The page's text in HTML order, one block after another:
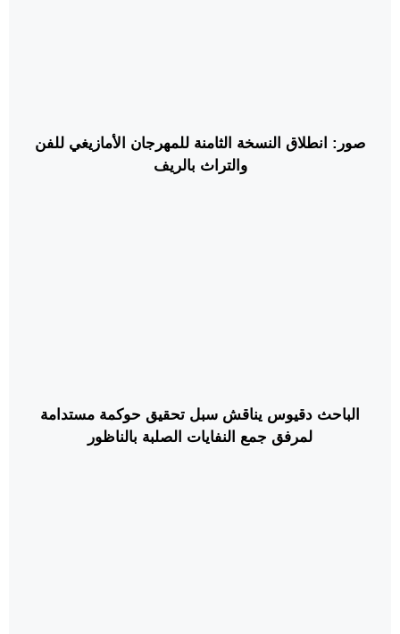
صور: انطلاق النسخة الثامنة للمهرجان الأمازيغي للفن
والتراث بالريف
الباحث دقيوس يناقش سبل تحقيق حوكمة مستدامة
لمرفق جمع النفايات الصلبة بالناظور